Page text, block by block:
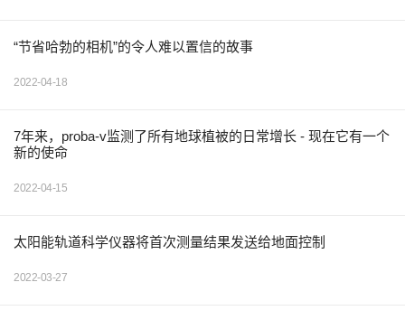
“节省哈勃的相机”的令人难以置信的故事
2022-04-18
7年来，proba-v监测了所有地球植被的日常增长 - 现在它有一个
新的使命
2022-04-15
太阳能轨道科学仪器将首次测量结果发送给地面控制
2022-03-27